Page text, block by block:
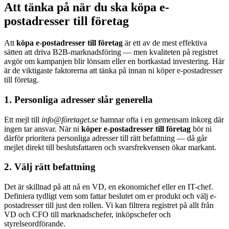
Att tänka på när du ska köpa e-
postadresser till företag
Att köpa e-postadresser till företag är ett av de mest effektiva
sätten att driva B2B-marknadsföring — men kvaliteten på registret
avgör om kampanjen blir lönsam eller en bortkastad investering. Här
är de viktigaste faktorerna att tänka på innan ni köper e-postadresser
till företag.
1. Personliga adresser slår generella
Ett mejl till info@företaget.se hamnar ofta i en gemensam inkorg där
ingen tar ansvar. När ni köper e-postadresser till företag bör ni
därför prioritera personliga adresser till rätt befattning — då går
mejlet direkt till beslutsfattaren och svarsfrekvensen ökar markant.
2. Välj rätt befattning
Det är skillnad på att nå en VD, en ekonomichef eller en IT-chef.
Definiera tydligt vem som fattar beslutet om er produkt och välj e-
postadresser till just den rollen. Vi kan filtrera registret på allt från
VD och CFO till marknadschefer, inköpschefer och
styrelseordförande.